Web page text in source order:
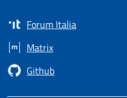
Forum Italia
Apre in un nuovo tab
Matrix
Apre in un nuovo tab
Github
Apre in un nuovo tab